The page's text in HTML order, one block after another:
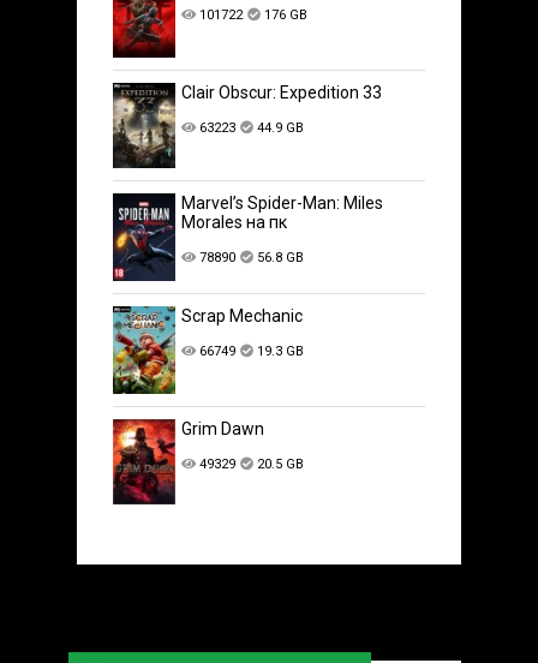
101722 176 GB
Clair Obscur: Expedition 33
63223 44.9 GB
Marvel’s Spider-Man: Miles
Morales на пк
78890 56.8 GB
Scrap Mechanic
66749 19.3 GB
Grim Dawn
49329 20.5 GB